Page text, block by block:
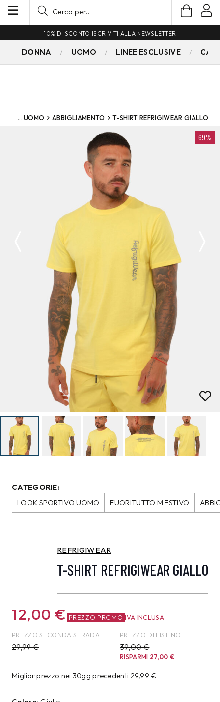
10% DI SCONTO!ISCRIVITI ALLA NEWSLETTER
DONNA UOMO LINEE ESCLUSIVE
UOMO ABBIGLIAMENTO T-SHIRT REFRIGIWEAR GIALLO
69%
CATEGORIE:
LOOK SPORTIVO UOMO
FUORITUTTO M ESTIVO
REFRIGIWEAR
T-SHIRT REFRIGIWEAR GIALLO
12,00 € PREZZO PROMO IVA INCLUSA
PREZZO SECONDA STRADA
29,99€
PREZZO DI LISTINO
39,00 €
RISPARMI 27,00€
Miglior prezzo nei 30gg precedenti 29,99€